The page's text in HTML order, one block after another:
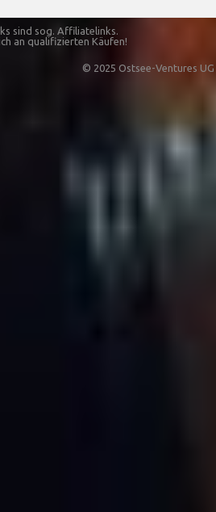
sind sog. Affiliatelinks.
an qualifizierten Käufen!
© 2025 Ostsee-Ventures UG